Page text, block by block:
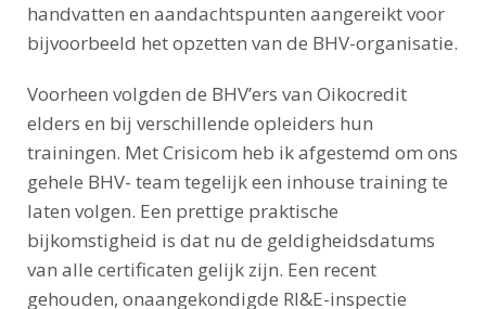
handvatten en aandachtspunten aangereikt voor
bijvoorbeeld het opzetten van de BHV-organisatie.
Voorheen volgden de BHV’ers van Oikocredit
elders en bij verschillende opleiders hun
trainingen. Met Crisicom heb ik afgestemd om ons
gehele BHV- team tegelijk een inhouse training te
laten volgen. Een prettige praktische
bijkomstigheid is dat nu de geldigheidsdatums
van alle certificaten gelijk zijn. Een recent
gehouden, onaangekondigde RI&E-inspectie